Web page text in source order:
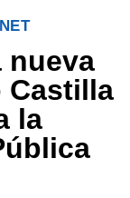
nueva
Castilla
la